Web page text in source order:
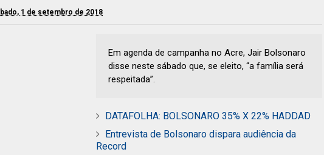
1 de setembro de 2018
Em agenda de campanha no Acre, Jair Bolsonaro
disse neste sábado que, se eleito, “a família será
respeitada”.
DATAFOLHA: BOLSONARO 35% X 22% HADDAD
Entrevista de Bolsonaro dispara audiência da
Record